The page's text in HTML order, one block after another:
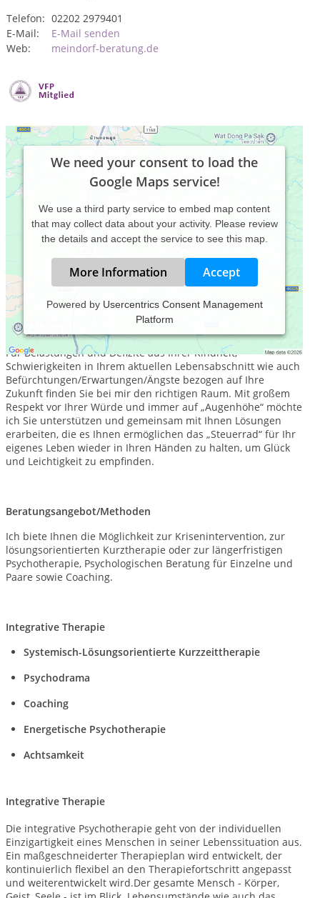
Telefon: 02202 2979401
E-Mail:
E-Mail senden
Web:
meindorf-beratung.de
We need your consent to load the
Google Maps service!
We use a third party service to embed map content
that may collect data about your activity. Please review
the details and accept the service to see this map.
More Information Accept
Powered by Usercentrics Consent Management
Platform
Sie haben es in der Hand
Für Belastungen und Defizite aus Ihrer Kindheit,
Schwierigkeiten in Ihrem aktuellen Lebensabschnitt wie auch
Befürchtungen/Erwartungen/Ängste bezogen auf Ihre
Zukunft finden Sie bei mir den richtigen Raum. Mit großem
Respekt vor Ihrer Würde und immer auf „Augenhöhe“ möchte
ich Sie unterstützen und gemeinsam mit Ihnen Lösungen
erarbeiten, die es Ihnen ermöglichen das „Steuerrad“ für Ihr
eigenes Leben wieder in Ihren Händen zu halten, um Glück
und Leichtigkeit zu empfinden.
Beratungsangebot/Methoden
Ich biete Ihnen die Möglichkeit zur Krisenintervention, zur
lösungsorientierten Kurztherapie oder zur längerfristigen
Psychotherapie, Psychologischen Beratung für Einzelne und
Paare sowie Coaching.
Integrative Therapie
Systemisch-Lösungsorientierte Kurzzeittherapie
Psychodrama
Coaching
Energetische Psychotherapie
Achtsamkeit
Integrative Therapie
Die integrative Psychotherapie geht von der individuellen
Einzigartigkeit eines Menschen in seiner Lebenssituation aus.
Ein maßgeschneiderter Therapieplan wird entwickelt, der
kontinuierlich flexibel an den Therapiefortschritt angepasst
und weiterentwickelt wird.Der gesamte Mensch - Körper,